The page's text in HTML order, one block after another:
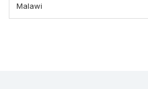
Malawi